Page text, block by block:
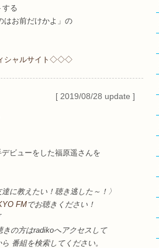
する
はお前だけかよ」の
シャルサイト◇◇◇
[ 2019/08/28 update ]
ビューをした福原遥さんを
に教えたい！聴き逃した～！〉
FMでお聴きください！
の方はradikoへアクセスして
番組を検索してください。